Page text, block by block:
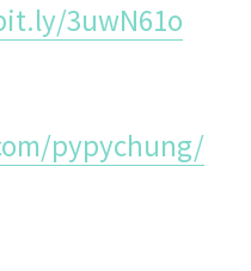
3uwN61o
pypychung/